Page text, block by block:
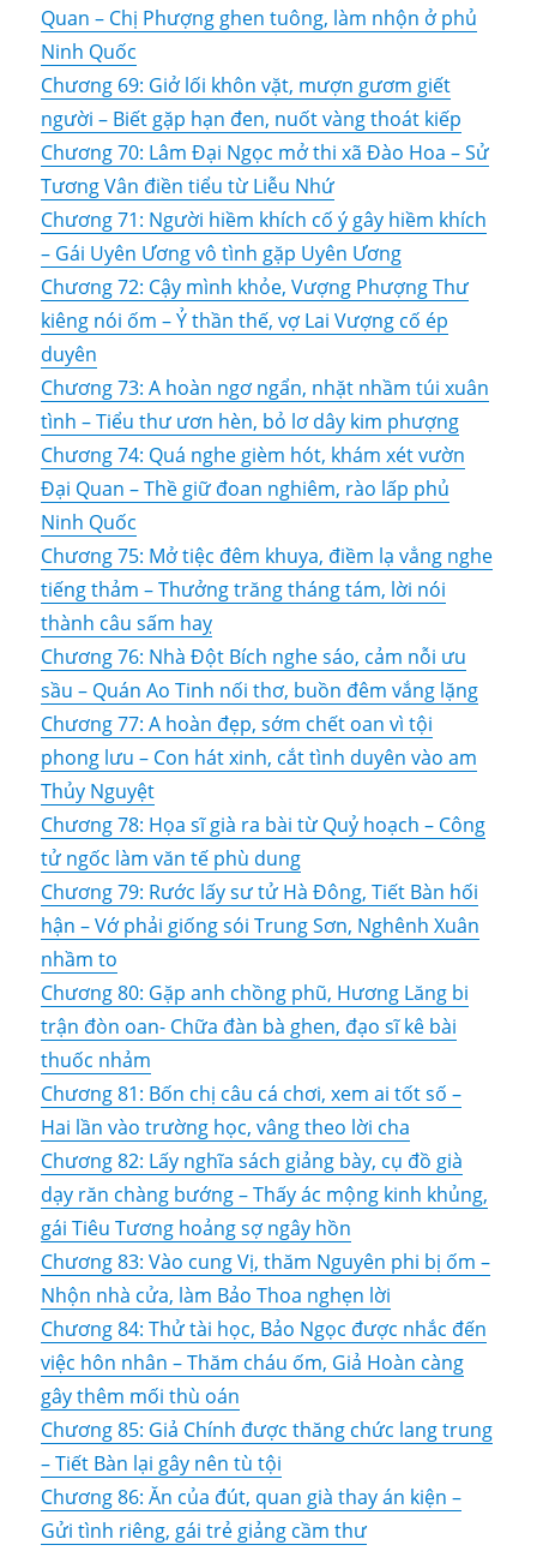
Quan – Chị Phượng ghen tuông, làm nhộn ở phủ
Ninh Quốc
Chương 69: Giở lối khôn vặt, mượn gươm giết
người – Biết gặp hạn đen, nuốt vàng thoát kiếp
Chương 70: Lâm Đại Ngọc mở thi xã Đào Hoa – Sử
Tương Vân điền tiểu từ Liễu Nhứ
Chương 71: Người hiềm khích cố ý gây hiềm khích
– Gái Uyên Ương vô tình gặp Uyên Ương
Chương 72: Cậy mình khỏe, Vượng Phượng Thư
kiêng nói ốm – Ỷ thần thế, vợ Lai Vượng cố ép
duyên
Chương 73: A hoàn ngơ ngẩn, nhặt nhầm túi xuân
tình – Tiểu thư ươn hèn, bỏ lơ dây kim phượng
Chương 74: Quá nghe gièm hót, khám xét vườn
Đại Quan – Thề giữ đoan nghiêm, rào lấp phủ
Ninh Quốc
Chương 75: Mở tiệc đêm khuya, điềm lạ vẳng nghe
tiếng thảm – Thưởng trăng tháng tám, lời nói
thành câu sấm haỵ
Chương 76: Nhà Đột Bích nghe sáo, cảm nỗi ưu
sầu – Quán Ao Tinh nối thơ, buồn đêm vắng lặng
Chương 77: A hoàn đẹp, sớm chết oan vì tội
phong lưu – Con hát xinh, cắt tình duyên vào am
Thủy Nguyệt
Chương 78: Họa sĩ già ra bài từ Quỷ hoạch – Công
tử ngốc làm văn tế phù dung
Chương 79: Rước lấy sư tử Hà Đông, Tiết Bàn hối
hận – Vớ phải giống sói Trung Sơn, Nghênh Xuân
nhầm to
Chương 80: Gặp anh chồng phũ, Hương Lăng bi
trận đòn oan- Chữa đàn bà ghen, đạo sĩ kê bài
thuốc nhảm
Chương 81: Bốn chị câu cá chơi, xem ai tốt số –
Hai lần vào trường học, vâng theo lời cha
Chương 82: Lấy nghĩa sách giảng bày, cụ đồ già
dạy răn chàng bướng – Thấy ác mộng kinh khủng,
gái Tiêu Tương hoảng sợ ngây hồn
Chương 83: Vào cung Vị, thăm Nguyên phi bị ốm –
Nhộn nhà cửa, làm Bảo Thoa nghẹn lời
Chương 84: Thử tài học, Bảo Ngọc được nhắc đến
việc hôn nhân – Thăm cháu ốm, Giả Hoàn càng
gây thêm mối thù oán
Chương 85: Giả Chính được thăng chức lang trung
– Tiết Bàn lại gây nên tù tội
Chương 86: Ăn của đút, quan già thay án kiện –
Gửi tình riêng, gái trẻ giảng cầm thư